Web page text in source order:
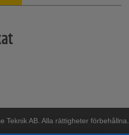
Teknik AB. Alla rättigheter förbehållna.